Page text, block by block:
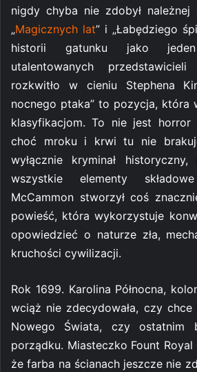
nigdy chyba nie zdobył należnej
„Magicznych lat” i „Łabędziego
historii gatunku jako
utalentowanych
rozkwitło w cieniu Stephena
nocnego ptaka” to pozycja, która
klasyfikacjom. To nie jest
choć mroku i krwi tu nie
wyłącznie kryminał
wszystkie elementy
McCammon stworzył coś
powieść, która wykorzystuje
opowiedzieć o naturze zła,
kruchości cywilizacji.
Rok 1699. Karolina Północna,
wciąż nie zdecydowała, czy
Nowego Świata, czy ostatnim
porządku. Miasteczko Fount Royal
że farba na ścianach jeszcze nie